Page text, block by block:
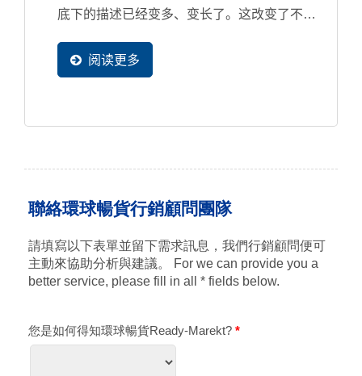
底下的描述已经变多、变长了。这改变了不少
容不足的网页将会失去更多潜在客户流量，因
此，如果网站内容的SEO...
阅读更多